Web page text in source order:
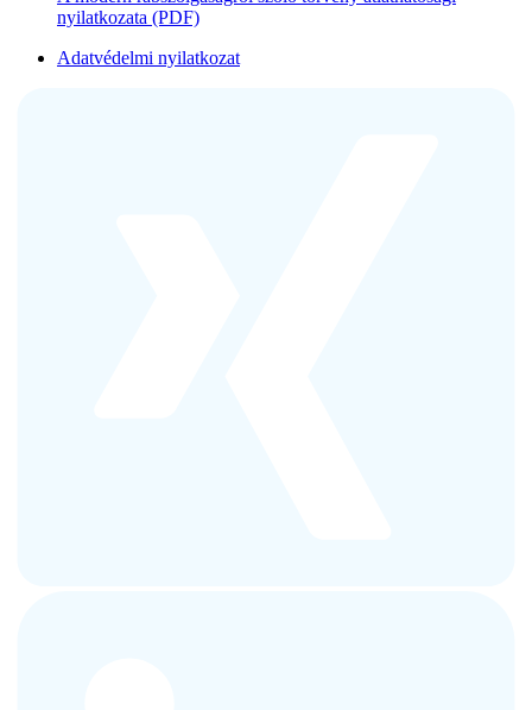
nyilatkozata (PDF)
Adatvédelmi nyilatkozat